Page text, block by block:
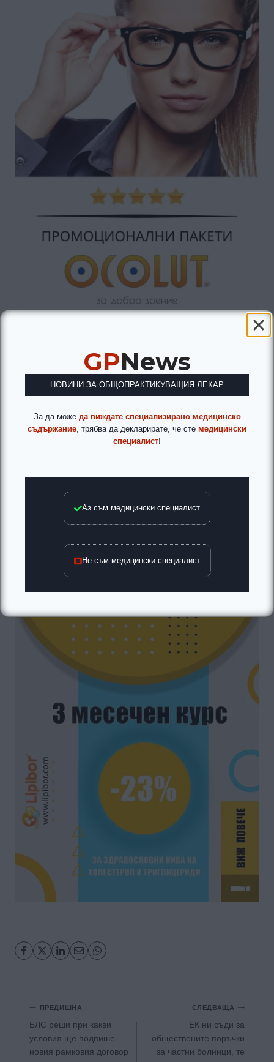
Навигация
ПРЕДИШНА
БЛС реши при какви
условия ще подпише
новия рамковия договор
СЛЕДВАЩА
ЕК ни съди за
обществените поръчки
за частни болници, те
GPNews
НОВИНИ ЗА ОБЩОПРАКТИКУВАЩИЯ ЛЕКАР
За да може да виждате специализирано медицинско
съдържание, трябва да декларирате, че сте медицински
специалист!
Аз съм медицински специалист
Не съм медицински специалист